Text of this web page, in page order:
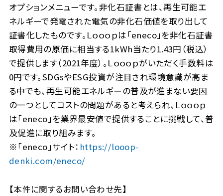
オプションメニューです。非化石証書とは、再生可能エ
ネルギーで発電された電気の非化石価値を取り出して
証書化したものです。Ｌｏｏｏｐは「eneco」を非化石証書
取得費用の原価に相当する1kWh当たり1.43円（税込）
で提供します（2021年度）。Ｌｏｏｏｐがいただく手数料は
0円です。SDGsやESG投資が注目され環境意識が高ま
る中でも、再生可能エネルギーの普及が進まない要因
の一つとしてコストの問題があると考えられ、Ｌｏｏｏｐ
は「eneco」を業界最安値で提供することに挑戦して、普
及促進に取り組みます。
※「eneco」サイト： https://looop-
denki.com/eneco/
【本件に関するお問い合わせ先】